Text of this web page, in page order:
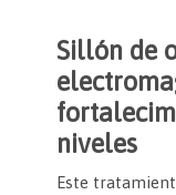
Sillón de
niveles
Este